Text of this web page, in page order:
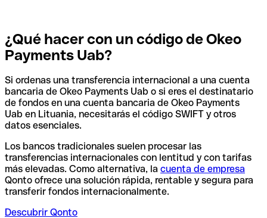
¿Qué hacer con un código de Okeo
Payments Uab?
Si ordenas una transferencia internacional a una cuenta
bancaria de Okeo Payments Uab o si eres el destinatario
de fondos en una cuenta bancaria de Okeo Payments
Uab en Lituania, necesitarás el código SWIFT y otros
datos esenciales.
Los bancos tradicionales suelen procesar las
transferencias internacionales con lentitud y con tarifas
más elevadas. Como alternativa, la cuenta de empresa
Qonto ofrece una solución rápida, rentable y segura para
transferir fondos internacionalmente.
Descubrir Qonto